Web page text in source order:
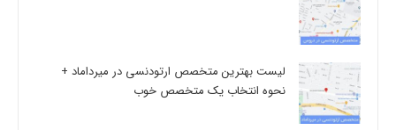
لیست بهترین متخصص ارتودنسی در میرداماد +
نحوه انتخاب یک متخصص خوب